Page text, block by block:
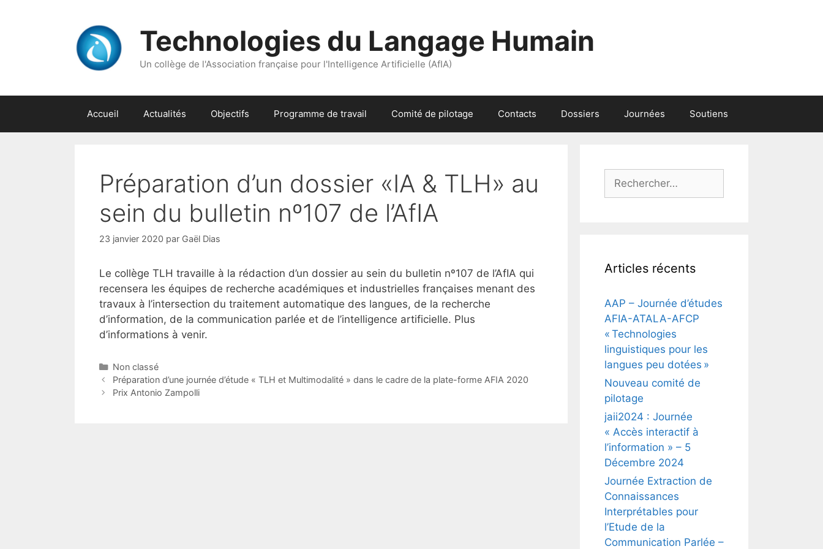
Technologies du Langage Humain
Un collège de l'Association française pour l'Intelligence Artificielle (AfIA)
Accueil Actualités Objectifs Programme de travail Comité de pilotage Contacts Dossiers Journées Soutiens
Préparation d’un dossier «IA & TLH» au
sein du bulletin nº107 de l’AfIA
23 janvier 2020 par Gaël Dias
Le collège TLH travaille à la rédaction d’un dossier au sein du bulletin nº107 de l’AfIA qui
recensera les équipes de recherche académiques et industrielles françaises menant des
travaux à l’intersection du traitement automatique des langues, de la recherche
d’information, de la communication parlée et de l’intelligence artificielle. Plus
d’informations à venir.
Catégories
Non classé
Préparation d’une journée d’étude « TLH et Multimodalité » dans le cadre de la plate-forme AFIA 2020
Prix Antonio Zampolli
Rechercher :
Articles récents
AAP – Journée d’études
AFIA-ATALA-AFCP
« Technologies
linguistiques pour les
langues peu dotées »
Nouveau comité de
pilotage
jaii2024 : Journée
« Accès interactif à
l’information » – 5
Décembre 2024
Journée Extraction de
Connaissances
Interprétables pour
l’Etude de la
Communication Parlée –